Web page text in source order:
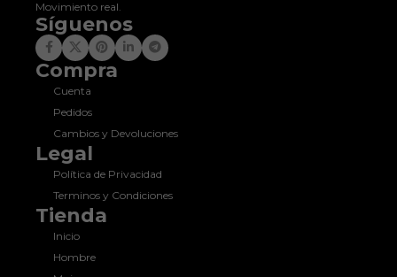
Movimiento real.
Síguenos
Compra
Cuenta
Pedidos
Cambios y Devoluciones
Legal
Política de Privacidad
Terminos y Condiciones
Tienda
Inicio
Hombre